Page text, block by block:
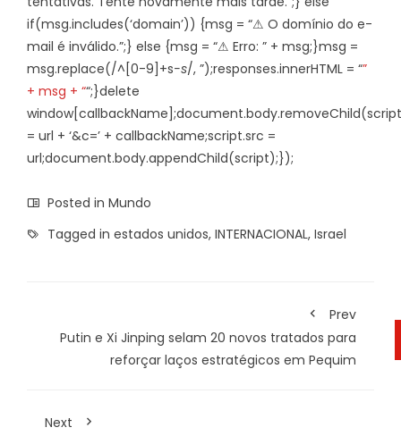
if(msg.includes(‘domain’)) {msg = “⚠ O domínio do e-
mail é inválido.”;} else {msg = “⚠ Erro: ” + msg;}msg =
msg.replace(/^[0-9]+s-s/, ”);responses.innerHTML = “”
+ msg + ““;}delete
= url + ‘&c=’ + callbackName;script.src =
url;document.body.appendChild(script);});
Posted in Mundo
Tagged in estados unidos, INTERNACIONAL, Israel
Prev
Putin e Xi Jinping selam 20 novos tratados para
reforçar laços estratégicos em Pequim
Next